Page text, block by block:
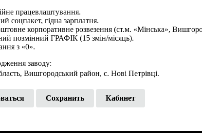
працевлаштування.
соцпакет, гідна зарплатня.
корпоративне розвезення (ст.м. «Мінська»,
позмінний ГРАФІК (15 змін/місяць).
з «0».
заводу:
Вишгородський район, с. Нові Петрівці.
Сохранить Кабинет